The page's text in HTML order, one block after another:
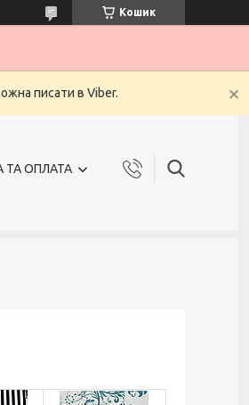
Кошик
писати в Viber.
ТА ОПЛАТА